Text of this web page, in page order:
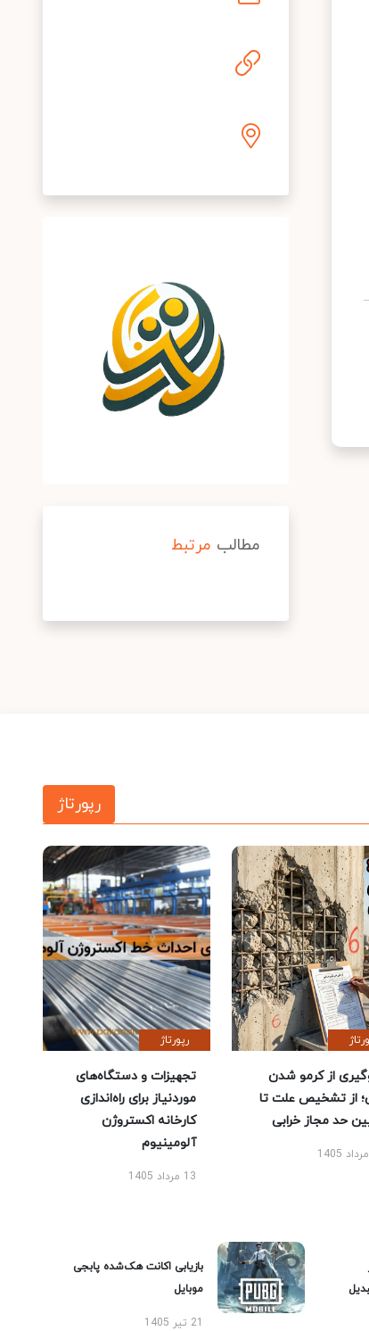
مطالب مرتبط
رپورتاژ
از کرمو شدن
از تشخیص علت تا
حد مجاز خرابی
رپورتاژ
تجهیزات و دستگاه‌های
موردنیاز برای راه‌اندازی
کارخانه اکستروژن
آلومینیوم
13 مرداد 1405
بازیابی اکانت هک‌شده پابجی
موبایل
21 تیر 1405